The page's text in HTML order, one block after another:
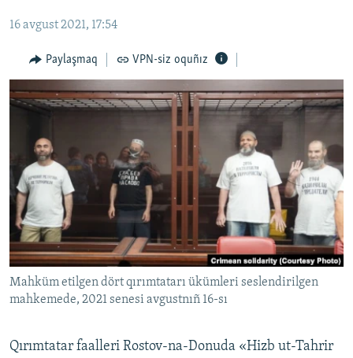
İNSAN AQLARI
VİDEO
SÜRET
BLOGLAR
FİKİR
Русский
Українською
QOŞULIÑIZ!
16 avgust 2021, 17:54
Paylaşmaq VPN-siz oquñız
Mahküm etilgen dört qırımtatarı ükümleri seslendirilgen
mahkemede, 2021 senesi avgustnıñ 16-sı
Qırımtatar faalleri Rostov-na-Donuda «Hizb ut-Tahrir